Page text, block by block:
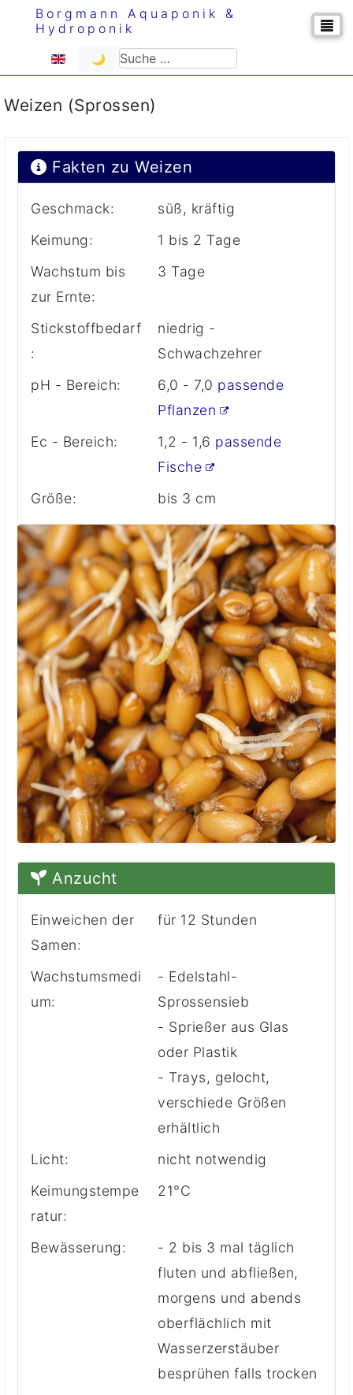
Borgmann Aquaponik &
Hydroponik
Sprache auswählen
🌙 Suchen
Weizen (Sprossen)
Fakten zu Weizen
Geschmack:
süß, kräftig
Keimung:
1 bis 2 Tage
Wachstum bis
zur Ernte:
3 Tage
Stickstoffbedarf
:
niedrig -
Schwachzehrer
pH - Bereich:
6,0 - 7,0 passende
Pflanzen
Ec - Bereich:
1,2 - 1,6 passende
Fische
Größe:
bis 3 cm
Anzucht
Einweichen der
Samen:
für 12 Stunden
Wachstumsmedi
um:
- Edelstahl-
Sprossensieb
- Sprießer aus Glas
oder Plastik
- Trays, gelocht,
verschiede Größen
erhältlich
Licht:
nicht notwendig
Keimungstempe
ratur:
21°C
Bewässerung:
- 2 bis 3 mal täglich
fluten und abfließen,
morgens und abends
oberflächlich mit
Wasserzerstäuber
besprühen falls trocken